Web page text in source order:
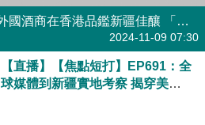
【短片】【開拓知名度】外國酒商在香港品鑑新疆佳釀 「將新疆葡萄酒帶到西方市場」
2024-11-09 07:30
【直播】【焦點短打】EP691：全
球媒體到新疆實地考察 揭穿美西